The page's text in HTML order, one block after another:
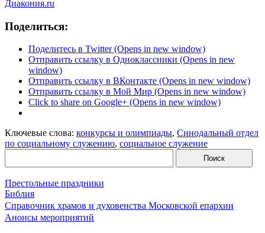
Диакония.ru
Поделиться:
Поделитесь в Twitter (Opens in new window)
Отправить ссылку в Одноклассники (Opens in new
window)
Отправить ссылку в ВКонтакте (Opens in new window)
Отправить ссылку в Мой Мир (Opens in new window)
Click to share on Google+ (Opens in new window)
Ключевые слова: конкурсы и олимпиады, Синодальный отдел
по социальному служению, социальное служение
Престольные праздники
Библия
Справочник храмов и духовенства Московской епархии
Анонсы мероприятий